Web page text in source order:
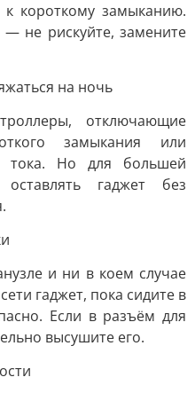
короткому замыканию.
не рискуйте, замените
на ночь
отключающие
замыкания или
тока. Но для большей
гаджет без
и ни в коем случае
гаджет, пока сидите в
Если в разъём для
высушите его.